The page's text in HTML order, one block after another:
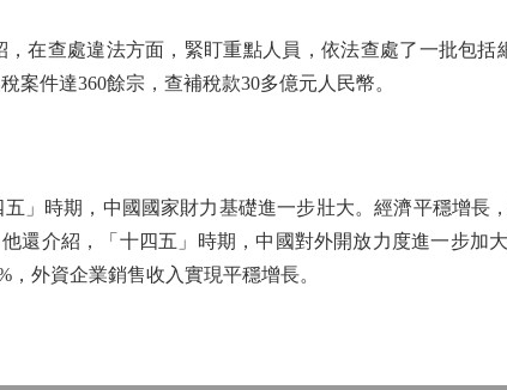
查處違法方面，緊盯重點人員，依法查處了一批包括
案件達360餘宗，查補稅款30多億元人民幣。
時期，中國國家財力基礎進一步壯大。經濟平穩增長
還介紹，「十四五」時期，中國對外開放力度進一步加
，外資企業銷售收入實現平穩增長。